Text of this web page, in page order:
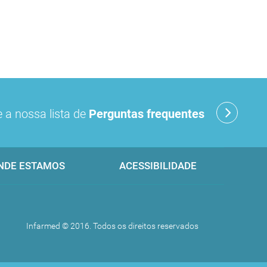
a nossa lista de Perguntas frequentes
ESTAMOS ACESSIBILIDADE
Infarmed © 2016. Todos os direitos reservados